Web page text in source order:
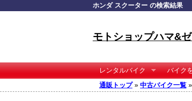
ホンダ スクーター の検索結果
モトショップハマ&
レンタルバイク バイク
通販トップ» 中古バイク一覧